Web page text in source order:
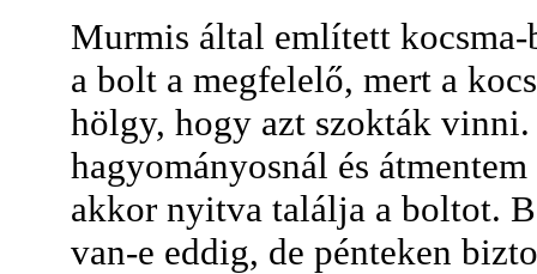
Murmis által említett
a bolt a megfelelő, mert a
hölgy, hogy azt szokták
hagyományosnál és
akkor nyitva találja a boltot.
van-e eddig, de pénteken